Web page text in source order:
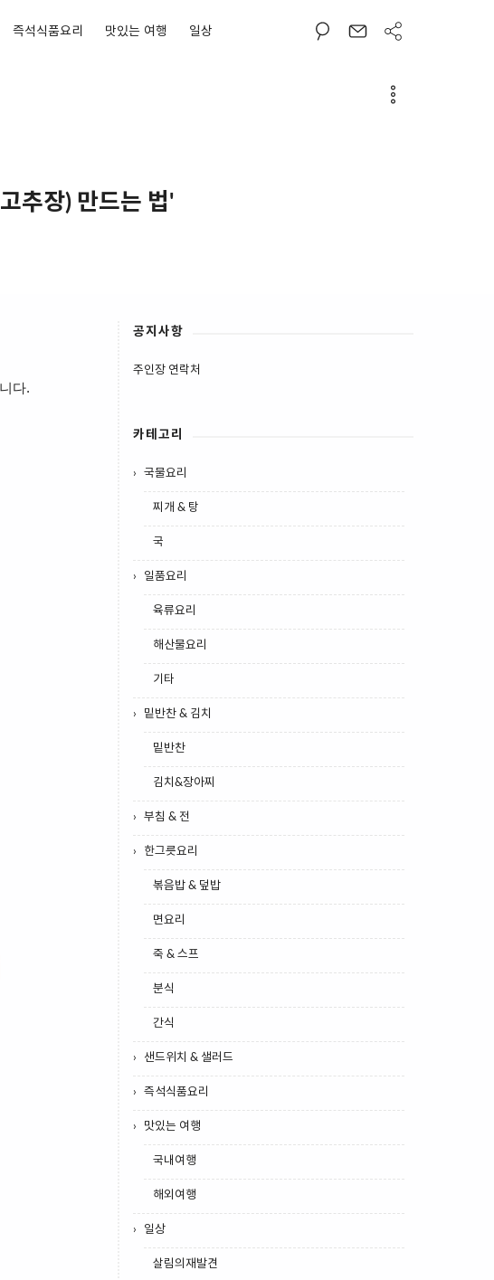
즉석식품요리 맛있는 여행 일상
추장) 만드는 법'
다.
공지사항
주인장 연락처
카테고리
국물요리
찌개 & 탕
국
일품요리
육류요리
해산물요리
기타
밑반찬 & 김치
밑반찬
김치&장아찌
부침 & 전
한그릇요리
볶음밥 & 덮밥
면요리
죽 & 스프
분식
간식
샌드위치 & 샐러드
즉석식품요리
맛있는 여행
국내여행
해외여행
일상
살림의재발견